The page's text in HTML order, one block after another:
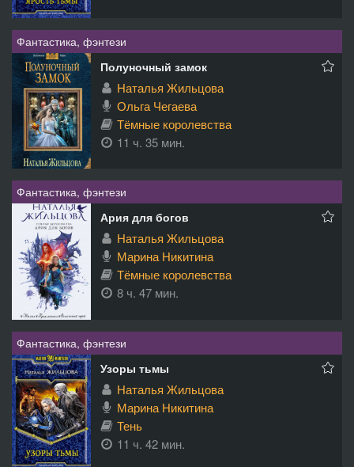
Фантастика, фэнтези
Полуночный замок
Наталья Жильцова
Ольга Чегаева
Тёмные королевства
11 ч. 35 мин.
Фантастика, фэнтези
Ария для богов
Наталья Жильцова
Марина Никитина
Тёмные королевства
8 ч. 47 мин.
Фантастика, фэнтези
Узоры тьмы
Наталья Жильцова
Марина Никитина
Тень
11 ч. 42 мин.